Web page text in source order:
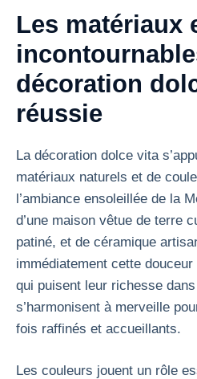
Les matériaux
décoration
réussie
La décoration dolce vita
matériaux naturels et de
l’ambiance ensoleillée de la
d’une maison vêtue de terre
patiné, et de céramique
immédiatement cette
qui puisent leur richesse
s’harmonisent à merveille
fois raffinés et accueillants.
Les couleurs jouent un rôle